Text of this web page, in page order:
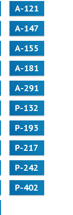
А-121
А-147
А-155
А-181
А-291
Р-132
Р-193
Р-217
Р-242
Р-402